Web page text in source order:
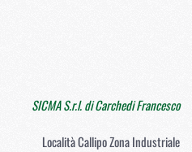
SICMA S.r.l. di Carchedi Francesco
Località Callipo Zona Industriale